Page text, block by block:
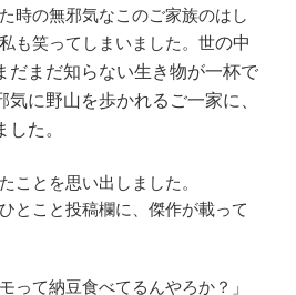
時の無邪気なこのご家族のはし
も笑ってしまいました。世の中
だまだ知らない生き物が一杯で
に野山を歩かれるご一家に、
た。
ことを思い出しました。
とこと投稿欄に、傑作が載って
って納豆食べてるんやろか？」